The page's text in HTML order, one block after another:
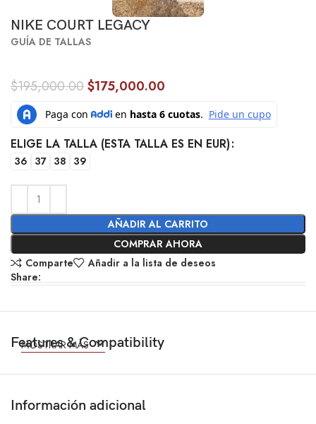
NIKE COURT LEGACY
GUÍA DE TALLAS
$195,000.00$175,000.00
ELIGE LA TALLA (ESTA TALLA ES EN EUR)
36 37 38 39
AÑADIR AL CARRITO
COMPRAR AHORA
Comparte
Añadir a la lista de deseos
Share:
Features & Compatibility
MOSTRAR MÁS
Información adicional